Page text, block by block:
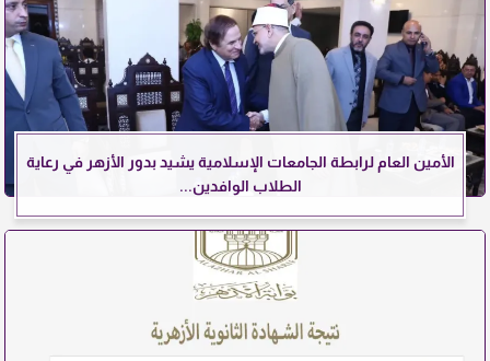
الأمين العام لرابطة الجامعات الإسلامية يشيد بدور الأزهر في رعاية
الطلاب الوافدين...